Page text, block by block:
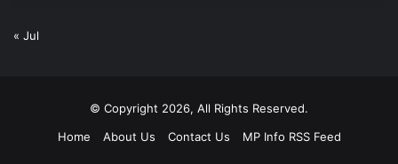
« Jul
© Copyright 2026, All Rights Reserved.
Home
About Us Contact Us MP Info RSS Feed